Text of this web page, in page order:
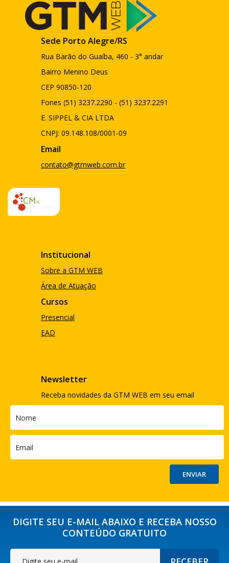
Sede Porto Alegre/RS
Rua Barão do Guaíba, 460 - 3° andar
Bairro Menino Deus
CEP 90850-120
Fones (51) 3237.2290 - (51) 3237.2291
E. SIPPEL & CIA LTDA
CNPJ: 09.148.108/0001-09
Email
contato@gtmweb.com.br
Institucional
Sobre a GTM WEB
Área de Atuação
Cursos
Presencial
EAD
Newsletter
Receba novidades da GTM WEB em seu email
DIGITE SEU E-MAIL ABAIXO E RECEBA NOSSO
CONTEÚDO GRATUITO